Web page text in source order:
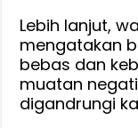
Lebih lanjut,
mengatakan
bebas dan
muatan
digandrungi